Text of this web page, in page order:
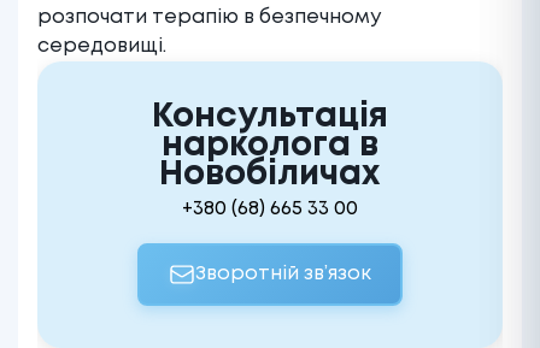
розпочати терапію в безпечному
середовищі.
Консультація
нарколога в
Новобіличах
+380 (68) 665 33 00
Зворотній зв’язок